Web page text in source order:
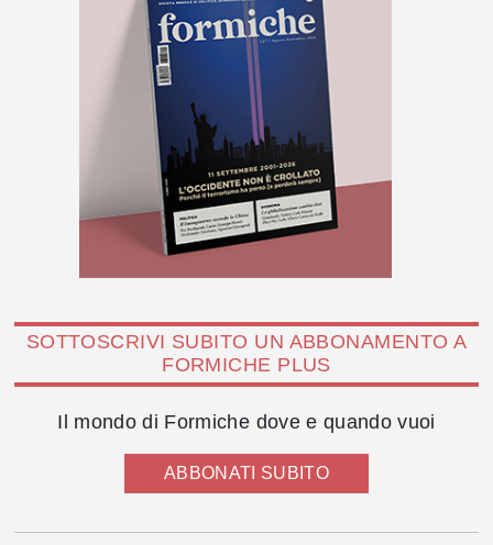
SOTTOSCRIVI SUBITO UN ABBONAMENTO A
FORMICHE PLUS
Il mondo di Formiche dove e quando vuoi
ABBONATI SUBITO